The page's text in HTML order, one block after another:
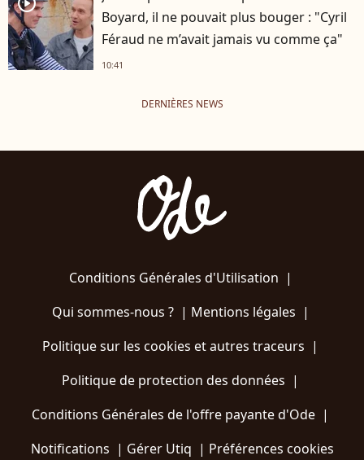
Boyard, il ne pouvait plus bouger : "Cyril
Féraud ne m’avait jamais vu comme ça"
10:41
DERNIÈRES NEWS
Conditions Générales d'Utilisation |
Qui sommes-nous ?| Mentions légales |
Politique sur les cookies et autres traceurs |
Politique de protection des données |
Conditions Générales de l'offre payante d'Ode |
Notifications | Gérer Utiq | Préférences cookies